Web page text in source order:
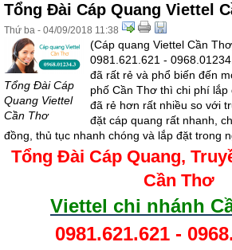
Tổng Đài Cáp Quang Viettel
Thứ ba - 04/09/2018 11:38
Tổng Đài Cáp
Quang Viettel
Cần Thơ
(Cáp quang Viettel Cần
0981.621.621 -
đã rất rẻ và phổ biến đến
phố Cần Thơ thì chi phí lắp
đã rẻ hơn rất nhiều so với
đặt cáp quang rất nhanh,
đồng, thủ tục nhanh chóng và lắp đặt trong
Tổng Đài Cáp Quang,
Cần Thơ
Viettel chi nhánh
0981.621.621 -